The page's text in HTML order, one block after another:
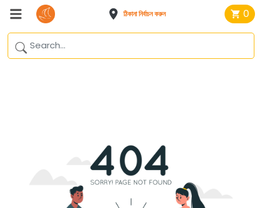
ঠিকানা নির্বাচন করুন 0